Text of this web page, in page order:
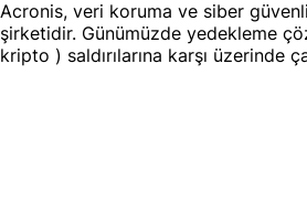
Acronis, veri koruma ve siber
şirketidir. Günümüzde yedekleme
kripto ) saldırılarına karşı üzerinde